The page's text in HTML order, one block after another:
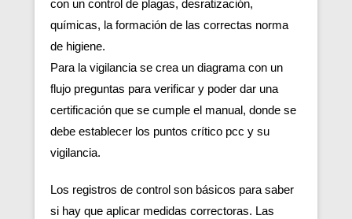
con un control de plagas, desratización,
químicas, la formación de las correctas norma
de higiene.
Para la vigilancia se crea un diagrama con un
flujo preguntas para verificar y poder dar una
certificación que se cumple el manual, donde se
debe establecer los puntos crítico pcc y su
vigilancia.
Los registros de control son básicos para saber
si hay que aplicar medidas correctoras. Las